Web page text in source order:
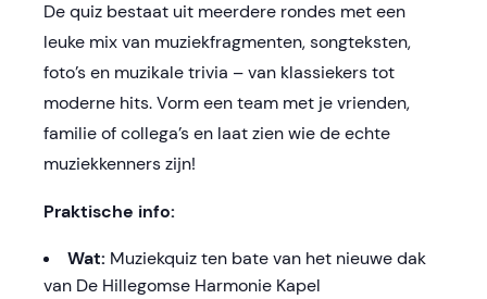
De quiz bestaat uit meerdere rondes met een
leuke mix van muziekfragmenten, songteksten,
foto’s en muzikale trivia – van klassiekers tot
moderne hits. Vorm een team met je vrienden,
familie of collega’s en laat zien wie de echte
muziekkenners zijn!
Praktische info:
Wat: Muziekquiz ten bate van het nieuwe dak
van De Hillegomse Harmonie Kapel